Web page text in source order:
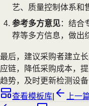
艺、质量控制体系和
参考多方意见：结合
荐等多方信息，做出
最后，建议采购者建立
应链，降低采购成本，
趋势，及时更新检测设
查看模板库
上一